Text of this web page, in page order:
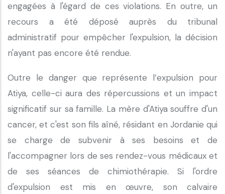
engagées à l'égard de ces violations. En outre, un
recours a été déposé auprès du tribunal
administratif pour empêcher l'expulsion, la décision
n'ayant pas encore été rendue.
Outre le danger que représente l’expulsion pour
Atiya, celle-ci aura des répercussions et un impact
significatif sur sa famille. La mère d'Atiya souffre d'un
cancer, et c'est son fils aîné, résidant en Jordanie qui
se charge de subvenir à ses besoins et de
l'accompagner lors de ses rendez-vous médicaux et
de ses séances de chimiothérapie. Si l'ordre
d'expulsion est mis en œuvre, son calvaire